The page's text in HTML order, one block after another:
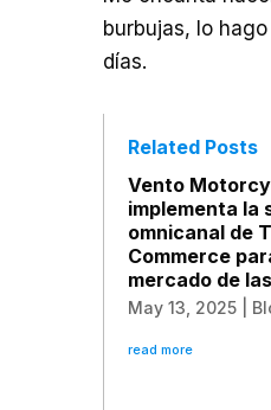
burbujas, lo
días.
Related Posts
Vento
implementa la
omnicanal de
Commerce
mercado de
May 13, 2025
read more